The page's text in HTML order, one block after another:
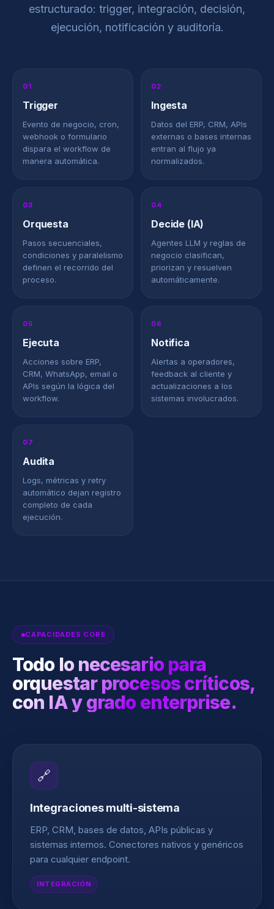
estructurado: trigger, integración, decisión,
ejecución, notificación y auditoría.
01
Trigger
Evento de negocio, cron,
webhook o formulario
dispara el workflow de
manera automática.
02
Ingesta
Datos del ERP, CRM, APIs
externas o bases internas
entran al flujo ya
normalizados.
03
Orquesta
Pasos secuenciales,
condiciones y paralelismo
definen el recorrido del
proceso.
04
Decide (IA)
Agentes LLM y reglas de
negocio clasifican,
priorizan y resuelven
automáticamente.
05
Ejecuta
Acciones sobre ERP,
CRM, WhatsApp, email o
APIs según la lógica del
workflow.
06
Notifica
Alertas a operadores,
feedback al cliente y
actualizaciones a los
sistemas involucrados.
07
Audita
Logs, métricas y retry
automático dejan registro
completo de cada
ejecución.
CAPACIDADES CORE
Todo lo necesario para
orquestar procesos críticos,
con IA y grado enterprise.
🔗
Integraciones multi-sistema
ERP, CRM, bases de datos, APIs públicas y
sistemas internos. Conectores nativos y genéricos
para cualquier endpoint.
INTEGRACIÓN